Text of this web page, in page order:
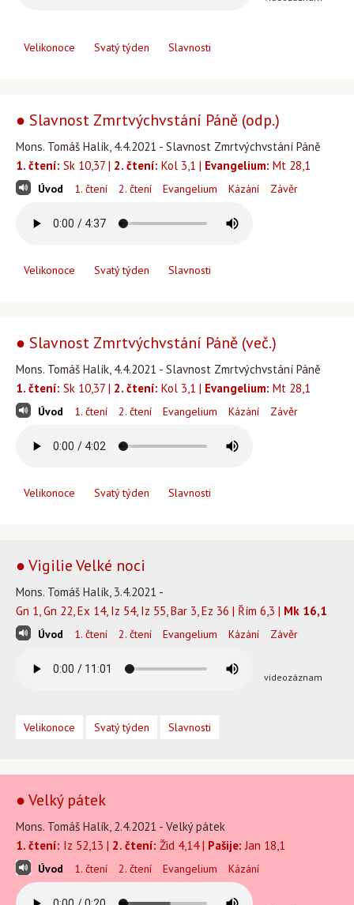
Velikonoce Svatý týden Slavnosti
● Slavnost Zmrtvýchvstání Páně (odp.)
Mons. Tomáš Halík, 4.4.2021 - Slavnost Zmrtvýchvstání Páně
1. čtení: Sk 10,37 | 2. čtení: Kol 3,1 | Evangelium: Mt 28,1
Úvod 1. čtení 2. čtení Evangelium Kázání Závěr
Velikonoce Svatý týden Slavnosti
● Slavnost Zmrtvýchvstání Páně (več.)
Mons. Tomáš Halík, 4.4.2021 - Slavnost Zmrtvýchvstání Páně
1. čtení: Sk 10,37 | 2. čtení: Kol 3,1 | Evangelium: Mt 28,1
Úvod 1. čtení 2. čtení Evangelium Kázání Závěr
Velikonoce Svatý týden Slavnosti
● Vigilie Velké noci
Mons. Tomáš Halík, 3.4.2021 -
Gn 1, Gn 22, Ex 14, Iz 54, Iz 55, Bar 3, Ez 36 | Řím 6,3 | Mk 16,1
Úvod 1. čtení 2. čtení Evangelium Kázání Závěr
videozáznam
Velikonoce Svatý týden Slavnosti
● Velký pátek
Mons. Tomáš Halík, 2.4.2021 - Velký pátek
1. čtení: Iz 52,13 | 2. čtení: Žid 4,14 | Pašije: Jan 18,1
Úvod 1. čtení 2. čtení Evangelium Kázání